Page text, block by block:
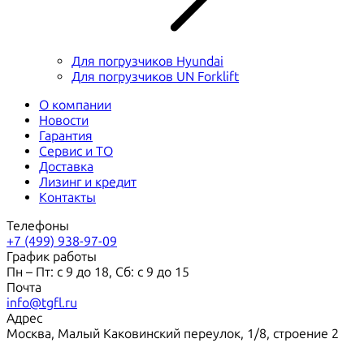
Для погрузчиков Hyundai
Для погрузчиков UN Forklift
О компании
Новости
Гарантия
Сервис и ТО
Доставка
Лизинг и кредит
Контакты
Телефоны
+7 (499) 938-97-09
График работы
Пн – Пт: с 9 до 18, Сб: с 9 до 15
Почта
info@tgfl.ru
Адрес
Москва, Малый Каковинский переулок, 1/8, строение 2